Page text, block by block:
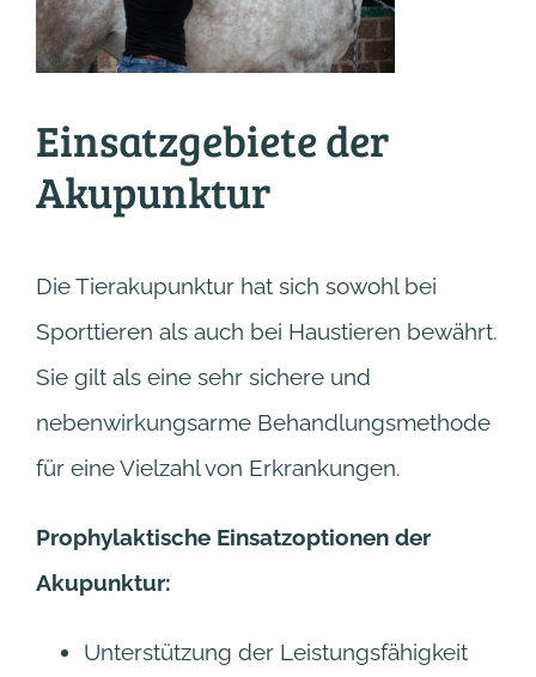
Einsatzgebiete der
Akupunktur
Die Tierakupunktur hat sich sowohl bei
Sporttieren als auch bei Haustieren bewährt.
Sie gilt als eine sehr sichere und
nebenwirkungsarme Behandlungsmethode
für eine Vielzahl von Erkrankungen.
Prophylaktische Einsatzoptionen der
Akupunktur:
Unterstützung der Leistungsfähigkeit